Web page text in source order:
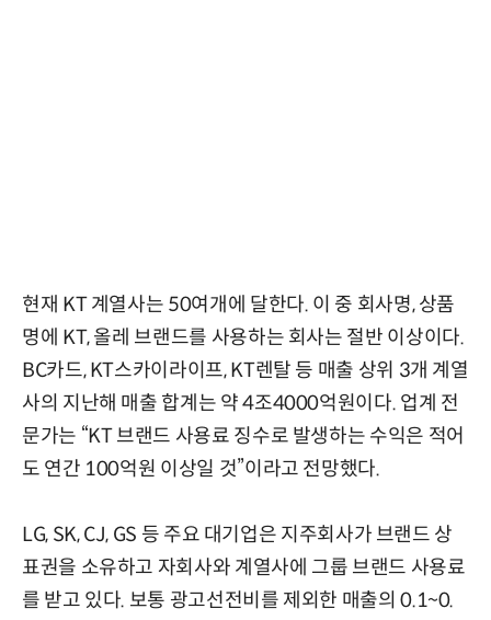
현재 KT 계열사는 50여개에 달한다. 이 중 회사명, 상품
명에 KT, 올레 브랜드를 사용하는 회사는 절반 이상이다.
BC카드, KT스카이라이프, KT렌탈 등 매출 상위 3개 계열
사의 지난해 매출 합계는 약 4조4000억원이다. 업계 전
문가는 “KT 브랜드 사용료 징수로 발생하는 수익은 적어
도 연간 100억원 이상일 것”이라고 전망했다.
LG, SK, CJ, GS 등 주요 대기업은 지주회사가 브랜드 상
표권을 소유하고 자회사와 계열사에 그룹 브랜드 사용료
를 받고 있다. 보통 광고선전비를 제외한 매출의 0.1~0.